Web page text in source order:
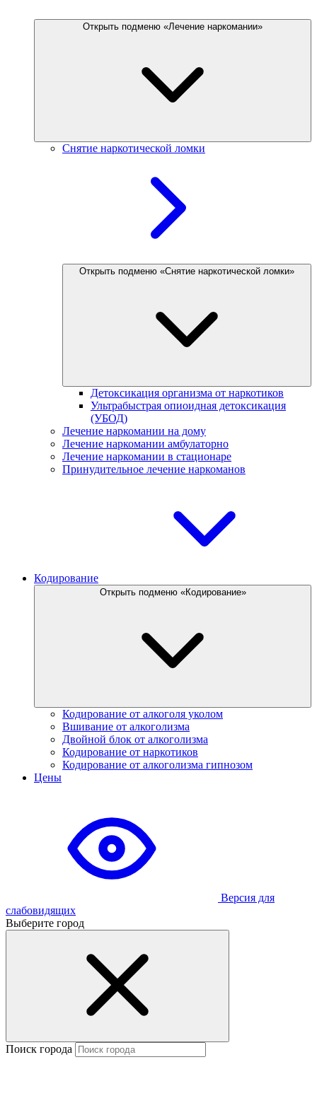
Открыть подменю «Лечение наркомании»
Снятие наркотической ломки
Открыть подменю «Снятие наркотической ломки»
Детоксикация организма от наркотиков
Ультрабыстрая опиоидная детоксикация
(УБОД)
Лечение наркомании на дому
Лечение наркомании амбулаторно
Лечение наркомании в стационаре
Принудительное лечение наркоманов
Кодирование
Открыть подменю «Кодирование»
Кодирование от алкоголя уколом
Вшивание от алкоголизма
Двойной блок от алкоголизма
Кодирование от наркотиков
Кодирование от алкоголизма гипнозом
Цены
Версия для
слабовидящих
Выберите город
Поиск города